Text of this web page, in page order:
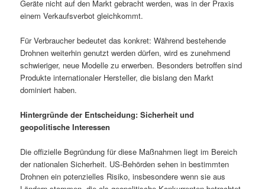
Geräte nicht auf den Markt gebracht werden, was in der Praxis
einem Verkaufsverbot gleichkommt.
Für Verbraucher bedeutet das konkret: Während bestehende
Drohnen weiterhin genutzt werden dürfen, wird es zunehmend
schwieriger, neue Modelle zu erwerben. Besonders betroffen sind
Produkte internationaler Hersteller, die bislang den Markt
dominiert haben.
Hintergründe der Entscheidung: Sicherheit und
geopolitische Interessen
Die offizielle Begründung für diese Maßnahmen liegt im Bereich
der nationalen Sicherheit. US-Behörden sehen in bestimmten
Drohnen ein potenzielles Risiko, insbesondere wenn sie aus